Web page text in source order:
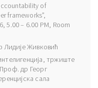
of
frameworks”,
5.00 – 6.00 PM, Room
Лидије Живковић
тржиште
др Георг
сала